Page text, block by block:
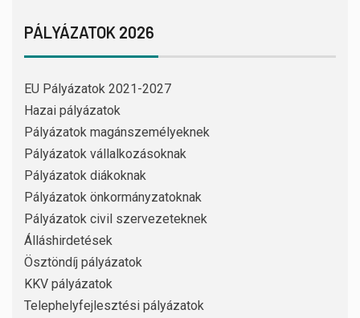
PÁLYÁZATOK 2026
EU Pályázatok 2021-2027
Hazai pályázatok
Pályázatok magánszemélyeknek
Pályázatok vállalkozásoknak
Pályázatok diákoknak
Pályázatok önkormányzatoknak
Pályázatok civil szervezeteknek
Álláshirdetések
Ösztöndíj pályázatok
KKV pályázatok
Telephelyfejlesztési pályázatok